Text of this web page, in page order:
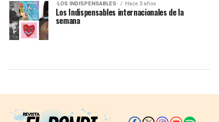
·LOS INDISPENSABLES· Hace 3 años
Los Indispensables internacionales de la
semana